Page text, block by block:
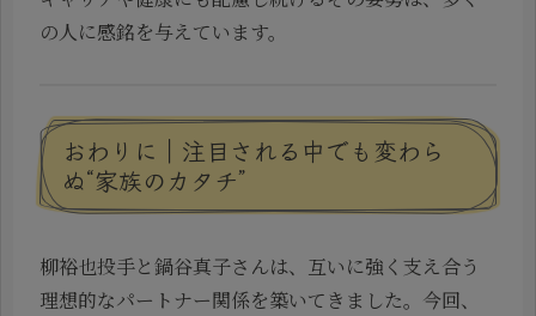
の人に感銘を与えています。
おわりに｜注目される中でも変わら
ぬ“家族のカタチ”
柳裕也投手と鍋谷真子さんは、互いに強く支え合う
理想的なパートナー関係を築いてきました。今回、